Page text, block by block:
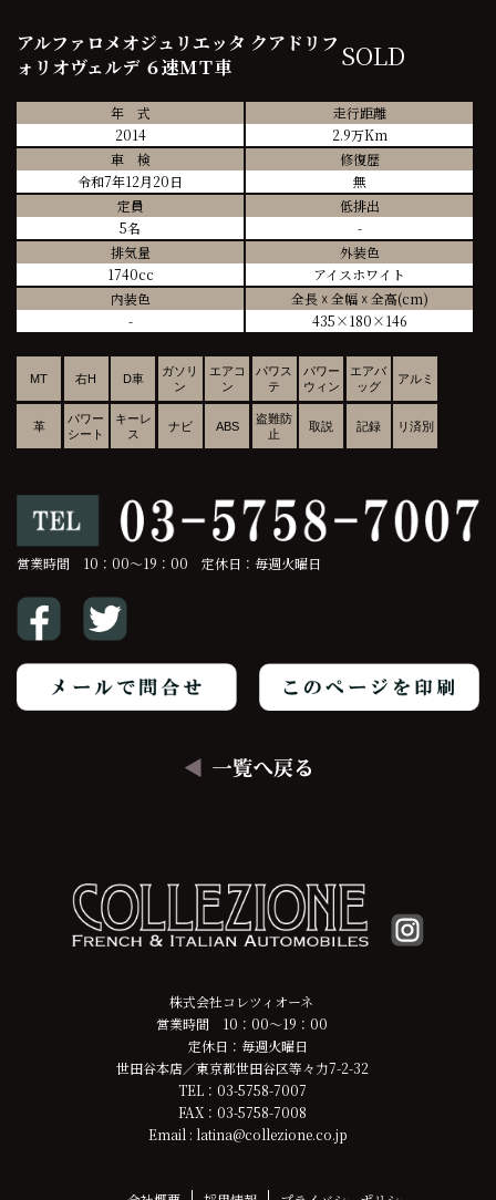
アルファロメオジュリエッタ クアドリフ
ォリオヴェルデ ６速ＭＴ車
SOLD
年 式
2014
走行距離
2.9万Km
車 検
令和7年12月20日
修復歴
無
定員
5名
低排出
-
排気量
1740cc
外装色
アイスホワイト
内装色
-
全長 ☓ 全幅 ☓ 全高(cm)
435×180×146
MT 右H D車
ガソリ
ン
エアコ
ン
パワス
テ
パワー
ウィン
エアバ
ッグ
アルミ
革
パワー
シート
キーレ
ス
ナビ ABS
盗難防
止
取説 記録 リ済別
営業時間 10：00～19：00 定休日：毎週火曜日
株式会社コレツィオーネ
営業時間 10：00～19：00
定休日：毎週火曜日
世田谷本店／東京都世田谷区等々力7-2-32
TEL：03-5758-7007
FAX：03-5758-7008
Email : latina@collezione.co.jp